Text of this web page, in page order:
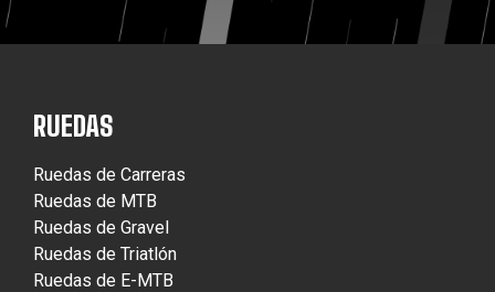
RUEDAS
Ruedas de Carreras
Ruedas de MTB
Ruedas de Gravel
Ruedas de Triatlón
Ruedas de E-MTB